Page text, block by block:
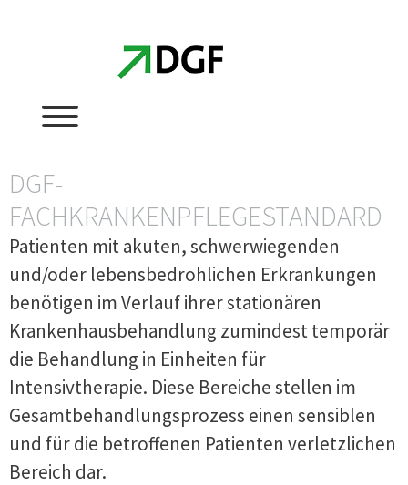
DGF-
FACHKRANKENPFLEGESTANDARD
Patienten mit akuten, schwerwiegenden
und/oder lebensbedrohlichen Erkrankungen
benötigen im Verlauf ihrer stationären
Krankenhausbehandlung zumindest temporär
die Behandlung in Einheiten für
Intensivtherapie. Diese Bereiche stellen im
Gesamtbehandlungsprozess einen sensiblen
und für die betroffenen Patienten verletzlichen
Bereich dar.